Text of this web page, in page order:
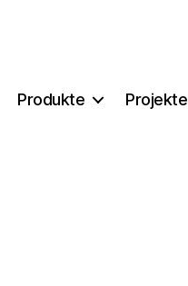
Produkte Projekte